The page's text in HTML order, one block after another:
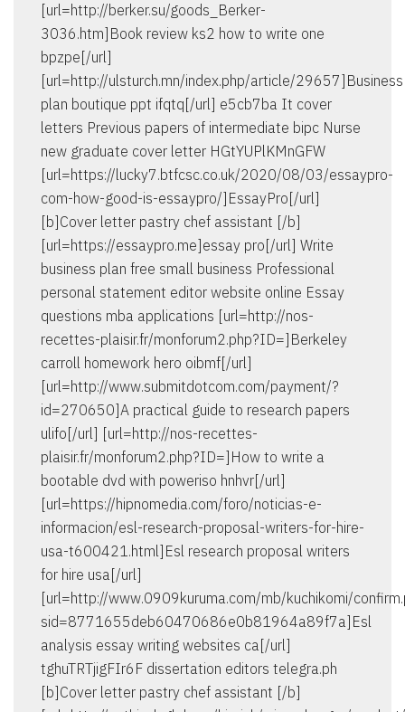
[url=http://berker.su/goods_Berker-
3036.htm]Book review ks2 how to write one
bpzpe[/url]
[url=http://ulsturch.mn/index.php/article/29657]Business
plan boutique ppt ifqtq[/url] e5cb7ba It cover
letters Previous papers of intermediate bipc Nurse
new graduate cover letter HGtYUPlKMnGFW
[url=https://lucky7.btfcsc.co.uk/2020/08/03/essaypro-
com-how-good-is-essaypro/]EssayPro[/url]
[b]Cover letter pastry chef assistant [/b]
[url=https://essaypro.me]essay pro[/url] Write
business plan free small business Professional
personal statement editor website online Essay
questions mba applications [url=http://nos-
recettes-plaisir.fr/monforum2.php?ID=]Berkeley
carroll homework hero oibmf[/url]
[url=http://www.submitdotcom.com/payment/?
id=270650]A practical guide to research papers
ulifo[/url] [url=http://nos-recettes-
plaisir.fr/monforum2.php?ID=]How to write a
bootable dvd with poweriso hnhvr[/url]
[url=https://hipnomedia.com/foro/noticias-e-
informacion/esl-research-proposal-writers-for-hire-
usa-t600421.html]Esl research proposal writers
for hire usa[/url]
[url=http://www.0909kuruma.com/mb/kuchikomi/
sid=8771655deb60470686e0b81964a89f7a]Esl
analysis essay writing websites ca[/url]
tghuTRTjigFIr6F dissertation editors telegra.ph
[b]Cover letter pastry chef assistant [/b]